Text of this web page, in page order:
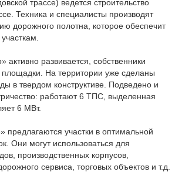
трассе) ведется строительство
Техника и специалисты производят
дорожного полотна, которое обеспечит
активно развивается, собственники
площадки. На территории уже сделаны
в твердом конструктиве. Подведено и
работают 6 ТПС, выделенная
6 МВт.
участки в оптимальной
Они могут использоваться для
производственных корпусов,
сервиса, торговых объектов и т.д.